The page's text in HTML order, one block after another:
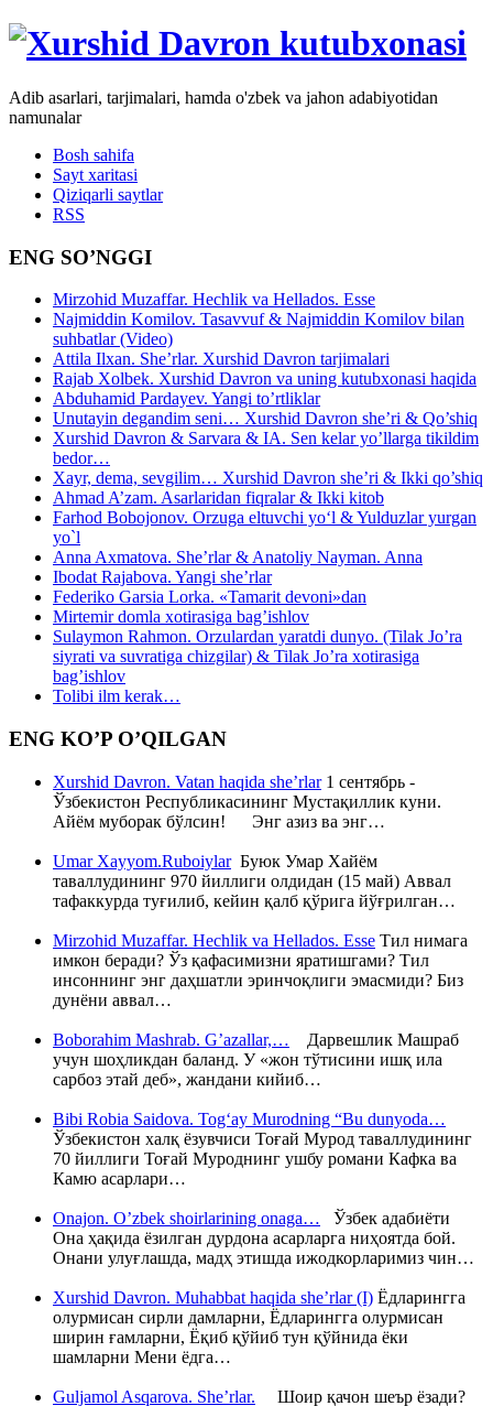
Adib asarlari, tarjimalari, hamda o'zbek va jahon adabiyotidan
namunalar
Bosh sahifa
Sayt xaritasi
Qiziqarli saytlar
RSS
ENG SO’NGGI
Mirzohid Muzaffar. Hechlik va Hellados. Esse
Najmiddin Komilov. Tasavvuf & Najmiddin Komilov bilan
suhbatlar (Video)
Attila Ilxan. She’rlar. Xurshid Davron tarjimalari
Rajab Xolbek. Xurshid Davron va uning kutubxonasi haqida
Abduhamid Pardayev. Yangi to’rtliklar
Unutayin degandim seni… Xurshid Davron she’ri & Qo’shiq
Xurshid Davron & Sarvara & IA. Sen kelar yo’llarga tikildim
bedor…
Xayr, dema, sevgilim… Xurshid Davron she’ri & Ikki qo’shiq
Ahmad A’zam. Asarlaridan fiqralar & Ikki kitob
Farhod Bobojonov. Orzuga eltuvchi yo‘l & Yulduzlar yurgan
yo`l
Anna Axmatova. She’rlar & Anatoliy Nayman. Anna
Ibodat Rajabova. Yangi she’rlar
Federiko Garsia Lorka. «Tamarit devoni»dan
Mirtemir domla xotirasiga bag’ishlov
Sulaymon Rahmon. Orzulardan yaratdi dunyo. (Tilak Jo’ra
siyrati va suvratiga chizgilar) & Tilak Jo’ra xotirasiga
bag’ishlov
Tolibi ilm kerak…
ENG KO’P O’QILGAN
Xurshid Davron. Vatan haqida she’rlar1 сентябрь -
Ўзбекистон Республикасининг Мустақиллик куни.
Айём муборак бўлсин! Энг азиз ва энг…
Umar Xayyom.RuboiylarБуюк Умар Хайём
таваллудининг 970 йиллиги олдидан (15 май) Аввал
тафаккурда туғилиб, кейин қалб қўрига йўғрилган…
Mirzohid Muzaffar. Hechlik va Hellados. Esse Тил нимага
имкон беради? Ўз қафасимизни яратишгами? Тил
инсоннинг энг даҳшатли эринчоқлиги эмасмиди? Биз
дунёни аввал…
Boborahim Mashrab. G’azallar,… Дарвешлик Машраб
учун шоҳликдан баланд. У «жон тўтисини ишқ ила
сарбоз этай деб», жандани кийиб…
Bibi Robia Saidova. Tog‘ay Murodning “Bu dunyoda…
Ўзбекистон халқ ёзувчиси Тоғай Мурод таваллудининг
70 йиллиги Тоғай Муроднинг ушбу романи Кафка ва
Камю асарлари…
Onajon. O’zbek shoirlarining onaga… Ўзбек адабиёти
Она ҳақида ёзилган дурдона асарларга ниҳоятда бой.
Онани улуғлашда, мадҳ этишда ижодкорларимиз чин…
Xurshid Davron. Muhabbat haqida she’rlar (I) Ёдларингга
олурмисан сирли дамларни, Ёдларингга олурмисан
ширин ғамларни, Ёқиб қўйиб тун қўйнида ёки
шамларни Мени ёдга…
Guljamol Asqarova. She’rlar. Шоир қачон шеър ёзади?